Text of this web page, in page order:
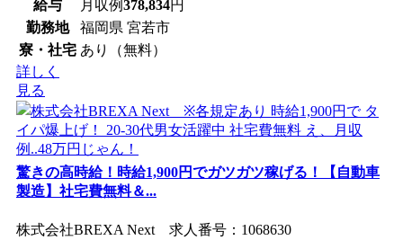
給与
月収例378,834円
勤務地
福岡県 宮若市
寮・社宅 あり（無料）
詳しく
見る
驚きの高時給！時給1,900円でガツガツ稼げる！【自動車
製造】社宅費無料＆...
株式会社BREXA Next 求人番号：1068630